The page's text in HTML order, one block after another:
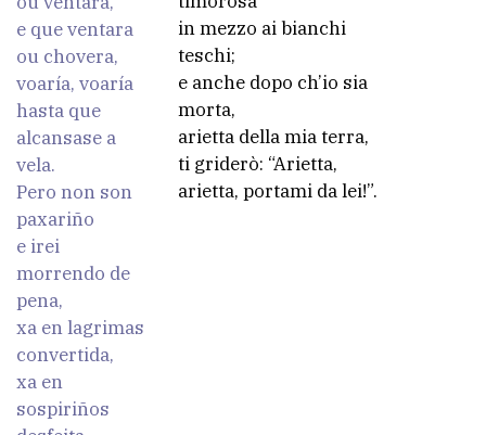
e que ventara
ou chovera,
voaría, voaría
hasta que
alcansase a
vela.
Pero non son
paxariño
e irei
morrendo de
pena,
xa en lagrimas
convertida,
xa en
sospiriños
in mezzo ai bianchi
teschi;
e anche dopo ch’io sia
morta,
arietta della mia terra,
ti griderò: “Arietta,
arietta, portami da lei!”.